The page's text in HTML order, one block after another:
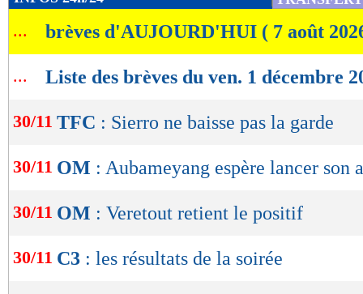
lecture
OK
... brèves d'AUJOURD'HUI ( 7 août
... Liste des brèves du ven. 1 décembre
30/11 TFC : Sierro ne baisse pas la garde
30/11 OM : Aubameyang espère lancer son
30/11 OM : Veretout retient le positif
30/11 C3 : les résultats de la soirée